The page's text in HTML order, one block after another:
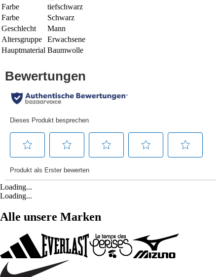
Farbe
tiefschwarz
Farbe
Schwarz
Geschlecht
Mann
Altersgruppe
Erwachsene
Hauptmaterial Baumwolle
Loading...
Loading...
Alle unsere Marken